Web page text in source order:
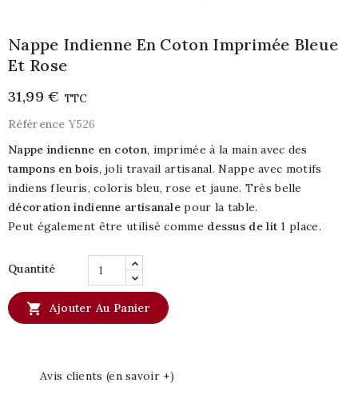
Nappe Indienne En Coton Imprimée Bleue
Et Rose
31,99 € TTC
Référence Y526
Nappe indienne en coton, imprimée à la main avec des
tampons en bois, joli travail artisanal. Nappe avec motifs
indiens fleuris, coloris bleu, rose et jaune. Très belle
décoration indienne artisanale pour la table.
Peut également être utilisé comme dessus de lit1 place.
Quantité
 Ajouter Au Panier
Avis clients (en savoir +)